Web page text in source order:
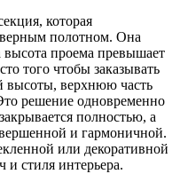
которая
полотном. Она
высота проема превышает
того чтобы заказывать
высоты, верхнюю часть
решение одновременно
полностью, а
и гармоничной.
или декоративной
и стиля интерьера.